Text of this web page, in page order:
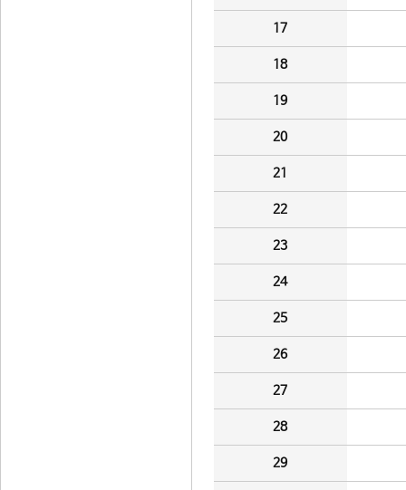
17
18
19
20
21
22
23
24
25
26
27
28
29